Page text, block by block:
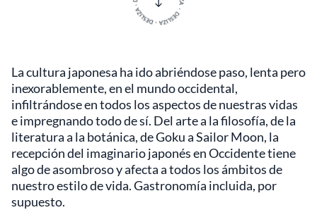
La cultura japonesa ha ido abriéndose paso, lenta pero
inexorablemente, en el mundo occidental,
infiltrándose en todos los aspectos de nuestras vidas
e impregnando todo de sí. Del arte a la filosofía, de la
literatura a la botánica, de Goku a Sailor Moon, la
recepción del imaginario japonés en Occidente tiene
algo de asombroso y afecta a todos los ámbitos de
nuestro estilo de vida. Gastronomía incluida, por
supuesto.